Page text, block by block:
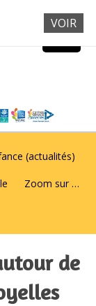
(actualités)
Zoom sur …
de
VOIR